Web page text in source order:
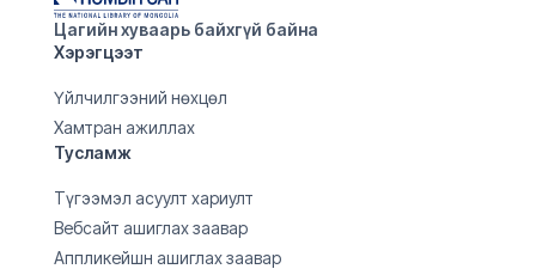
Цагийн хуваарь байхгүй байна
Хэрэгцээт
Үйлчилгээний нөхцөл
Хамтран ажиллах
Тусламж
Түгээмэл асуулт хариулт
Вебсайт ашиглах заавар
Аппликейшн ашиглах заавар